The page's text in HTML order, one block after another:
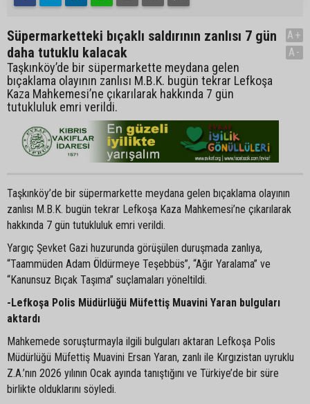
Süpermarketteki bıçaklı saldırının zanlısı 7 gün
daha tutuklu kalacak
Taşkınköy’de bir süpermarkette meydana gelen
bıçaklama olayının zanlısı M.B.K. bugün tekrar Lefkoşa
Kaza Mahkemesi’ne çıkarılarak hakkında 7 gün
tutukluluk emri verildi.
A+
A-
Taşkınköy’de bir süpermarkette meydana gelen bıçaklama olayının
zanlısı M.B.K. bugün tekrar Lefkoşa Kaza Mahkemesi’ne çıkarılarak
hakkında 7 gün tutukluluk emri verildi.
Yargıç Şevket Gazi huzurunda görüşülen duruşmada zanlıya,
“Taammüden Adam Öldürmeye Teşebbüs”, “Ağır Yaralama” ve
“Kanunsuz Bıçak Taşıma” suçlamaları yöneltildi.
-Lefkoşa Polis Müdürlüğü Müfettiş Muavini Yaran bulguları
aktardı
Mahkemede soruşturmayla ilgili bulguları aktaran Lefkoşa Polis
Müdürlüğü Müfettiş Muavini Ersan Yaran, zanlı ile Kırgızistan uyruklu
Z.A.’nın 2026 yılının Ocak ayında tanıştığını ve Türkiye’de bir süre
birlikte olduklarını söyledi.